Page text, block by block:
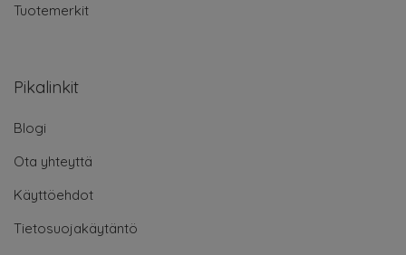
Tuotemerkit
Pikalinkit
Blogi
Ota yhteyttä
Käyttöehdot
Tietosuojakäytäntö